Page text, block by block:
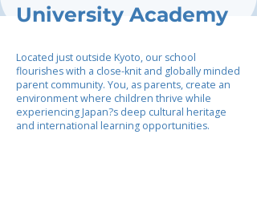
University Academy
Located just outside Kyoto, our school
flourishes with a close-knit and globally minded
parent community. You, as parents, create an
environment where children thrive while
experiencing Japan?s deep cultural heritage
and international learning opportunities.